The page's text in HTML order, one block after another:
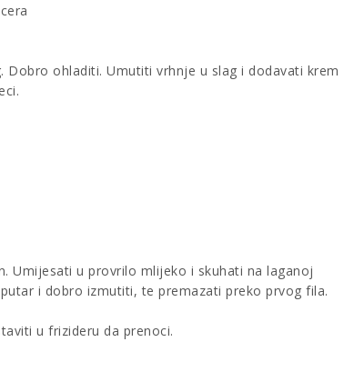
Dobro ohladiti. Umutiti vrhnje u slag i dodavati krem
Umijesati u provrilo mlijeko i skuhati na laganoj
i dobro izmutiti, te premazati preko prvog fila.
u frizideru da prenoci.